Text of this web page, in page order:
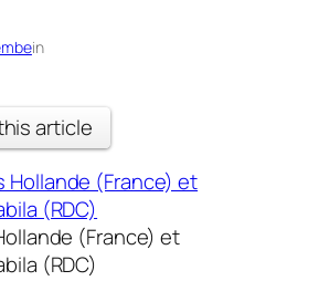
in
article
(France) et
(RDC)